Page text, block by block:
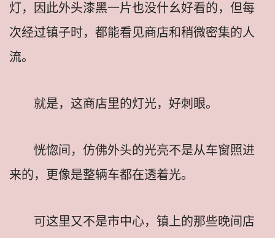
灯，因此外头漆黑一片也没什幺好看的，但每
次经过镇子时，都能看见商店和稍微密集的人
流。
就是，这商店里的灯光，好刺眼。
恍惚间，仿佛外头的光亮不是从车窗照进
来的，更像是整辆车都在透着光。
可这里又不是市中心，镇上的那些晚间店